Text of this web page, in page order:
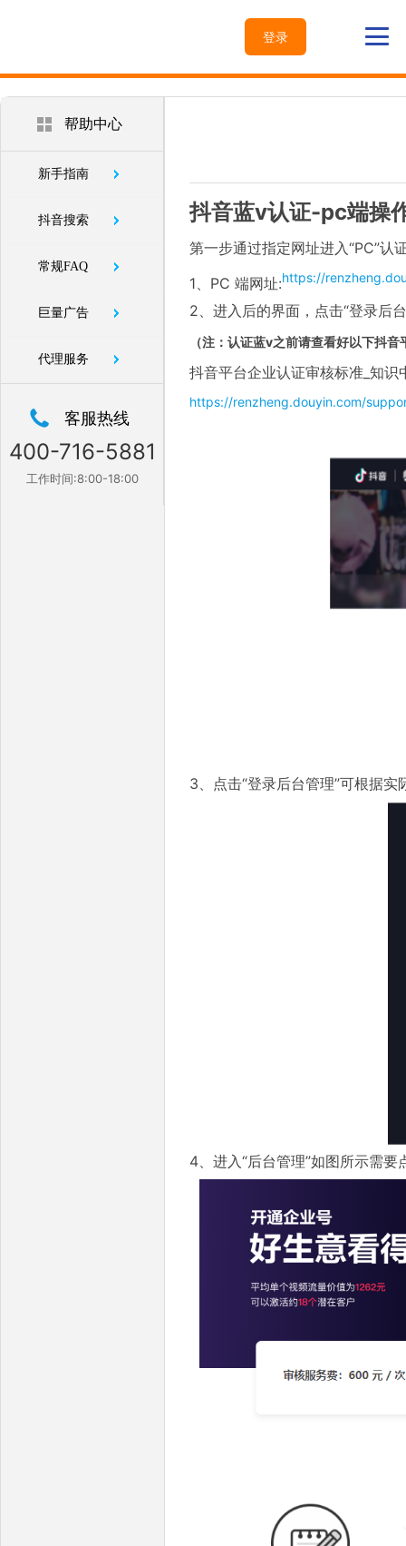
登录
帮助中心
新手指南
抖音搜索
常规FAQ
巨量广告
代理服务
客服热线
400-716-5881
工作时间:8:00-18:00
抖音蓝v认证-pc端操
第一步通过指定网址进入“PC”认
1、PC 端网址:https://
2、进入后的界面，点击“登录后
（注：认证蓝v之前请查看好以下抖
抖音平台企业认证审核标准_知识
https://renzheng.douyin.com/
3、点击“登录后台管理”可根据
4、进入“后台管理”如图所示需要